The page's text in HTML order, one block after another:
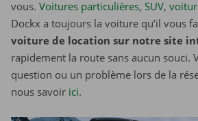
vous. Voitures particulières, SUV,
Dockx a toujours la voiture qu’il vous
voiture de location sur notre site
rapidement la route sans aucun souci.
question ou un problème lors de la
nous savoir ici.